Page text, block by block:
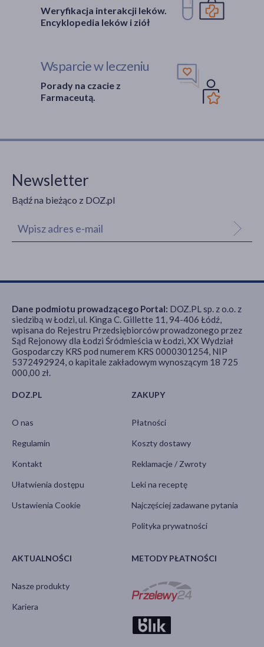
Weryfikacja interakcji leków.
Encyklopedia leków i ziół
Wsparcie w leczeniu
Porady na czacie z
Farmaceutą.
Newsletter
Bądź na bieżąco z DOZ.pl
DOZ.PL
O nas
Regulamin
Kontakt
Ułatwienia dostępu
Ustawienia Cookie
ZAKUPY
Płatności
Koszty dostawy
Reklamacje / Zwroty
Leki na receptę
Najczęściej zadawane pytania
Polityka prywatności
AKTUALNOŚCI
Nasze produkty
Kariera
METODY PŁATNOŚCI
Dane podmiotu prowadzącego Portal: DOZ.PL sp. z o.o. z
siedzibą w Łodzi, ul. Kinga C. Gillette 11, 94-406 Łódź,
wpisana do Rejestru Przedsiębiorców prowadzonego przez
Sąd Rejonowy dla Łodzi Śródmieścia w Łodzi, XX Wydział
Gospodarczy KRS pod numerem KRS 0000301254, NIP
5372492924, o kapitale zakładowym wynoszącym 18 725
000,00 zł.